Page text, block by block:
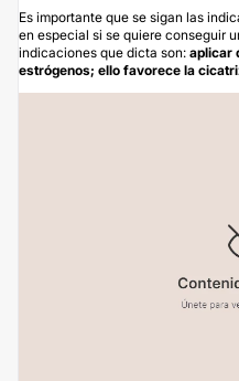
Es importante que se sigan las
en especial si se quiere conseguir
indicaciones que dicta son: aplicar
estrógenos; ello favorece la